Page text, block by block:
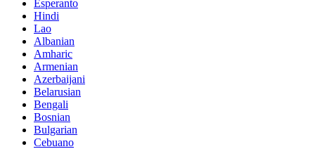
Esperanto
Hindi
Lao
Albanian
Amharic
Armenian
Azerbaijani
Belarusian
Bengali
Bosnian
Bulgarian
Cebuano